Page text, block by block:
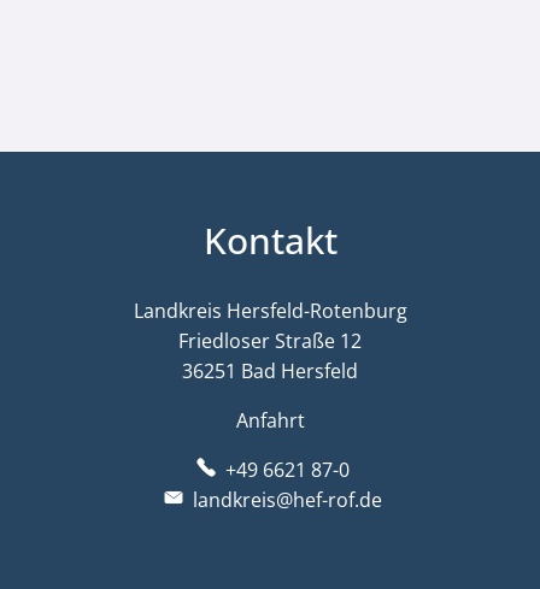
Kontakt
Landkreis Hersfeld-Rotenburg
Friedloser Straße 12
36251 Bad Hersfeld
Anfahrt
+49 6621 87-0
landkreis@hef-rof.de